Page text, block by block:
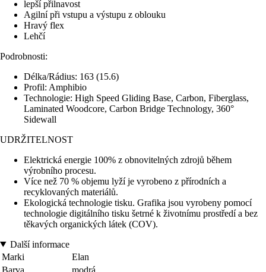
lepší přilnavost
Agilní při vstupu a výstupu z oblouku
Hravý flex
Lehčí
Podrobnosti:
Délka/Rádius: 163 (15.6)
Profil: Amphibio
Technologie: High Speed Gliding Base, Carbon, Fiberglass,
Laminated Woodcore, Carbon Bridge Technology, 360°
Sidewall
UDRŽITELNOST
Elektrická energie 100% z obnovitelných zdrojů během
výrobního procesu.
Více než 70 % objemu lyží je vyrobeno z přírodních a
recyklovaných materiálů.
Ekologická technologie tisku. Grafika jsou vyrobeny pomocí
technologie digitálního tisku šetrné k životnímu prostředí a bez
těkavých organických látek (COV).
Další informace
Marki
Elan
Barva
modrá